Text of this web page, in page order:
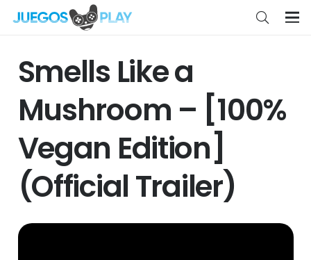
Smells Like a
Mushroom – [100%
Vegan Edition]
(Official Trailer)